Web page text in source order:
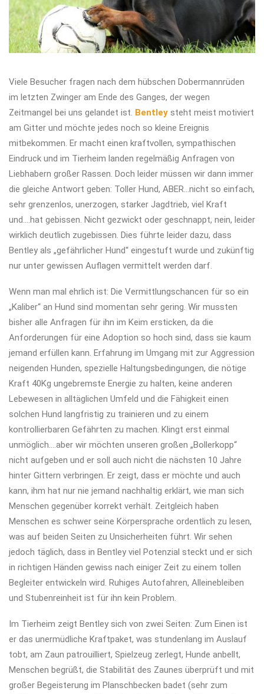
Viele Besucher fragen nach dem hübschen Dobermannrüden
im letzten Zwinger am Ende des Ganges, der wegen
Zeitmangel bei uns gelandet ist. Bentley steht meist motiviert
am Gitter und möchte jedes noch so kleine Ereignis
mitbekommen. Er macht einen kraftvollen, sympathischen
Eindruck und im Tierheim landen regelmäßig Anfragen von
Liebhabern großer Rassen. Doch leider müssen wir dann immer
die gleiche Antwort geben: Toller Hund, ABER…nicht so einfach,
sehr grenzenlos, unerzogen, starker Jagdtrieb, viel Kraft
und….hat gebissen. Nicht gezwickt oder geschnappt, nein, leider
wirklich deutlich zugebissen. Dies führte leider dazu, dass
Bentley als „gefährlicher Hund“ eingestuft wurde und zukünftig
nur unter gewissen Auflagen vermittelt werden darf.
Wenn man mal ehrlich ist: Die Vermittlungschancen für so ein
„Kaliber“ an Hund sind momentan sehr gering. Wir mussten
bisher alle Anfragen für ihn im Keim ersticken, da die
Anforderungen für eine Adoption so hoch sind, dass sie kaum
jemand erfüllen kann. Erfahrung im Umgang mit zur Aggression
neigenden Hunden, spezielle Haltungsbedingungen, die nötige
Kraft 40Kg ungebremste Energie zu halten, keine anderen
Lebewesen in alltäglichen Umfeld und die Fähigkeit einen
solchen Hund langfristig zu trainieren und zu einem
kontrollierbaren Gefährten zu machen. Klingt erst einmal
unmöglich….aber wir möchten unseren großen „Bollerkopp“
nicht aufgeben und er soll auch nicht die nächsten 10 Jahre
hinter Gittern verbringen. Er zeigt, dass er möchte und auch
kann, ihm hat nur nie jemand nachhaltig erklärt, wie man sich
Menschen gegenüber korrekt verhält. Zeitgleich haben
Menschen es schwer seine Körpersprache ordentlich zu lesen,
was auf beiden Seiten zu Unsicherheiten führt. Wir sehen
jedoch täglich, dass in Bentley viel Potenzial steckt und er sich
in richtigen Händen gewiss nach einiger Zeit zu einem tollen
Begleiter entwickeln wird. Ruhiges Autofahren, Alleinebleiben
und Stubenreinheit ist für ihn kein Problem.
Im Tierheim zeigt Bentley sich von zwei Seiten: Zum Einen ist
er das unermüdliche Kraftpaket, was stundenlang im Auslauf
tobt, am Zaun patrouilliert, Spielzeug zerlegt, Hunde anbellt,
Menschen begrüßt, die Stabilität des Zaunes überprüft und mit
großer Begeisterung im Planschbecken badet (sehr zum